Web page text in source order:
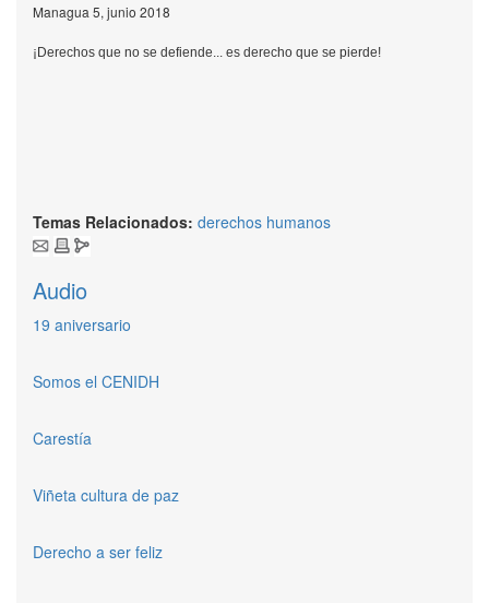
Managua 5, junio 2018
¡Derechos que no se defiende... es derecho que se pierde!
Temas Relacionados: derechos humanos
Audio
19 aniversario
Somos el CENIDH
Carestía
Viñeta cultura de paz
Derecho a ser feliz